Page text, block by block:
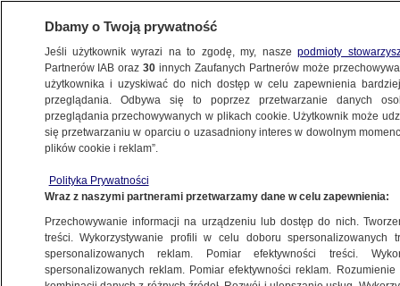
WARSZAWA
ŚRÓDMIEŚCIE
metrowa choinka
3.12.2025, 07:14Aktualizacja: 3.12.2025, 18:17
Posłuchaj artykułu
Dbamy o Twoją prywatność
Jeśli użytkownik wyrazi na to zgodę, my, naszepodmioty
Partnerów IAB oraz30 innych Zaufanych Partnerów może
użytkownika i uzyskiwać do nich dostęp w celu zapewnienia
przeglądania. Odbywa się to poprzez przetwarzanie danych
przeglądania przechowywanych w plikach cookie. Użytkownik może
się przetwarzaniu w oparciu o uzasadniony interes w dowolnym
plików cookie i reklam”.
Polityka Prywatności
Wraz z naszymi partnerami przetwarzamy dane w celu zapewnienia:
Przechowywanie informacji na urządzeniu lub dostęp do nich.
treści. Wykorzystywanie profili w celu doboru spersonalizowanych
spersonalizowanych reklam. Pomiar efektywności treści.
spersonalizowanych reklam. Pomiar efektywności reklam.